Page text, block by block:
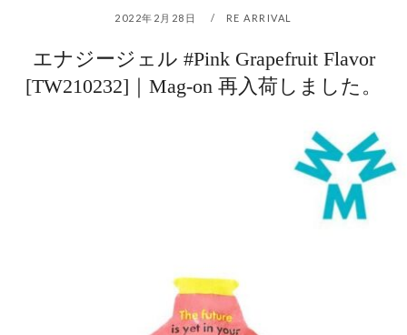
2022年2月28日 RE ARRIVAL
エナジージェル #Pink Grapefruit Flavor
[TW210232]｜Mag-on 再入荷しました。